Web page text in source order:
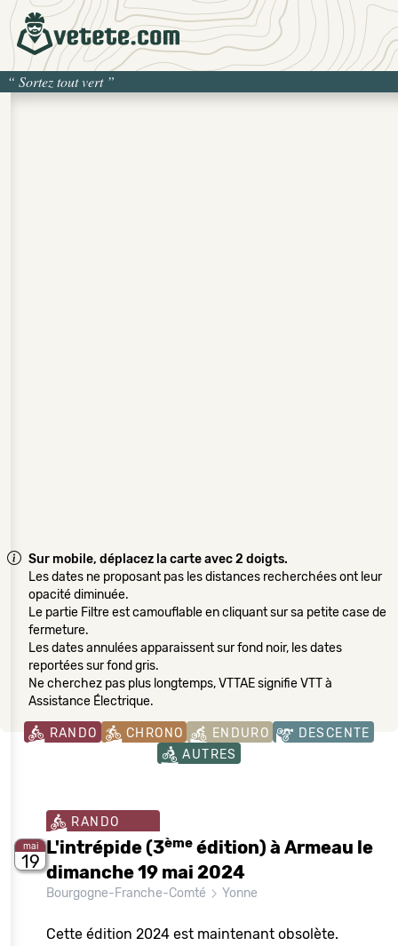
“ Sortez tout vert”
Sur mobile, déplacez la carte avec 2 doigts.
Les dates ne proposant pas les distances recherchées ont leur
opacité diminuée.
Le partie Filtre est camouflable en cliquant sur sa petite case de
fermeture.
Les dates annulées apparaissent sur fond noir, les dates
reportées sur fond gris.
Ne cherchez pas plus longtemps, VTTAE signifie VTT à
Assistance Électrique.
RANDO CHRONO ENDURO
DESCENTE
AUTRES
mai
19
RANDO
L'intrépide (3ème édition) à Armeau le
dimanche 19 mai 2024
Bourgogne-Franche-Comté Yonne
Cette édition 2024 est maintenant obsolète.